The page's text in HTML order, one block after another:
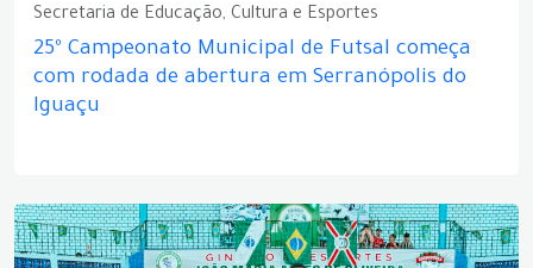
Secretaria de Educação, Cultura e Esportes
25º Campeonato Municipal de Futsal começa
com rodada de abertura em Serranópolis do
Iguaçu